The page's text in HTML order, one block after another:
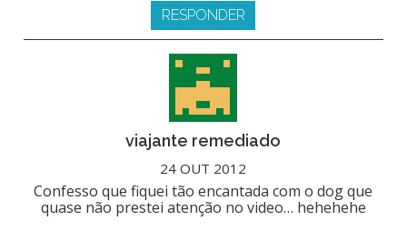
RESPONDER
viajante remediado
24 OUT 2012
Confesso que fiquei tão encantada com o dog que
quase não prestei atenção no video… hehehehe